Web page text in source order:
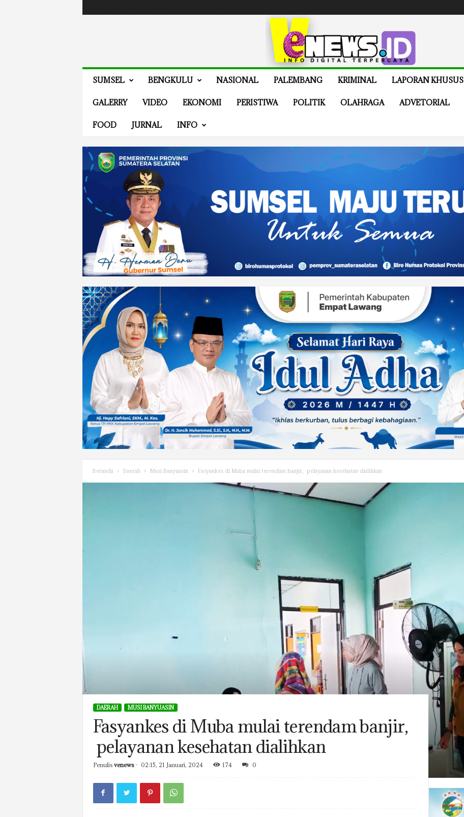
SUMSEL BENGKULU NASIONAL PALEMBANG KRIMINAL LAPORAN KHUSUS
GALERRY VIDEO EKONOMI PERISTIWA POLITIK OLAHRAGA ADVETORIAL
FOOD JURNAL INFO
Beranda Daerah Musi Banyuasin Fasyankes di Muba mulai terendam banjir, pelayanan kesehatan dialihkan
DAERAH MUSI BANYUASIN
Fasyankes di Muba mulai terendam banjir,
pelayanan kesehatan dialihkan
Penulis venews- 02:15, 21 Januari, 2024 174 0